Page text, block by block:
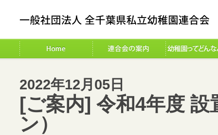
2022年12月05日
[ご案内] 令和4年度
ン）